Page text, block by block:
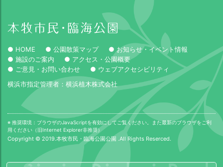
● HOME ● 公園散策マップ
● お知らせ・イベント情報
● 施設のご案内
● アクセス・公園概要
● ご意見・お問い合わせ
● ウェブアクセシビリティ
横浜市指定管理者：横浜植木株式会社
※ 推奨環境：ブラウザのJavaScriptを有効にしてご覧ください。また最新のブラウザをご利
用ください（旧Internet Explorer非推奨）
Copyright © 2019.本牧市民・臨海公園公園 .All Rights Reserced.